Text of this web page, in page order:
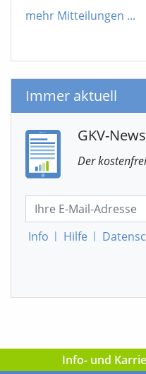
mehr Mitteilungen ...
Immer aktuell
GKV-
Der
Info | Hilfe |
Info- und